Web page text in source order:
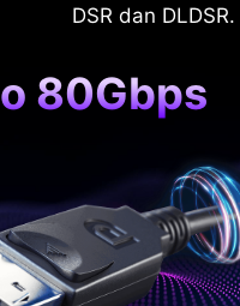
DSR dan DLDSR.
80Gbps